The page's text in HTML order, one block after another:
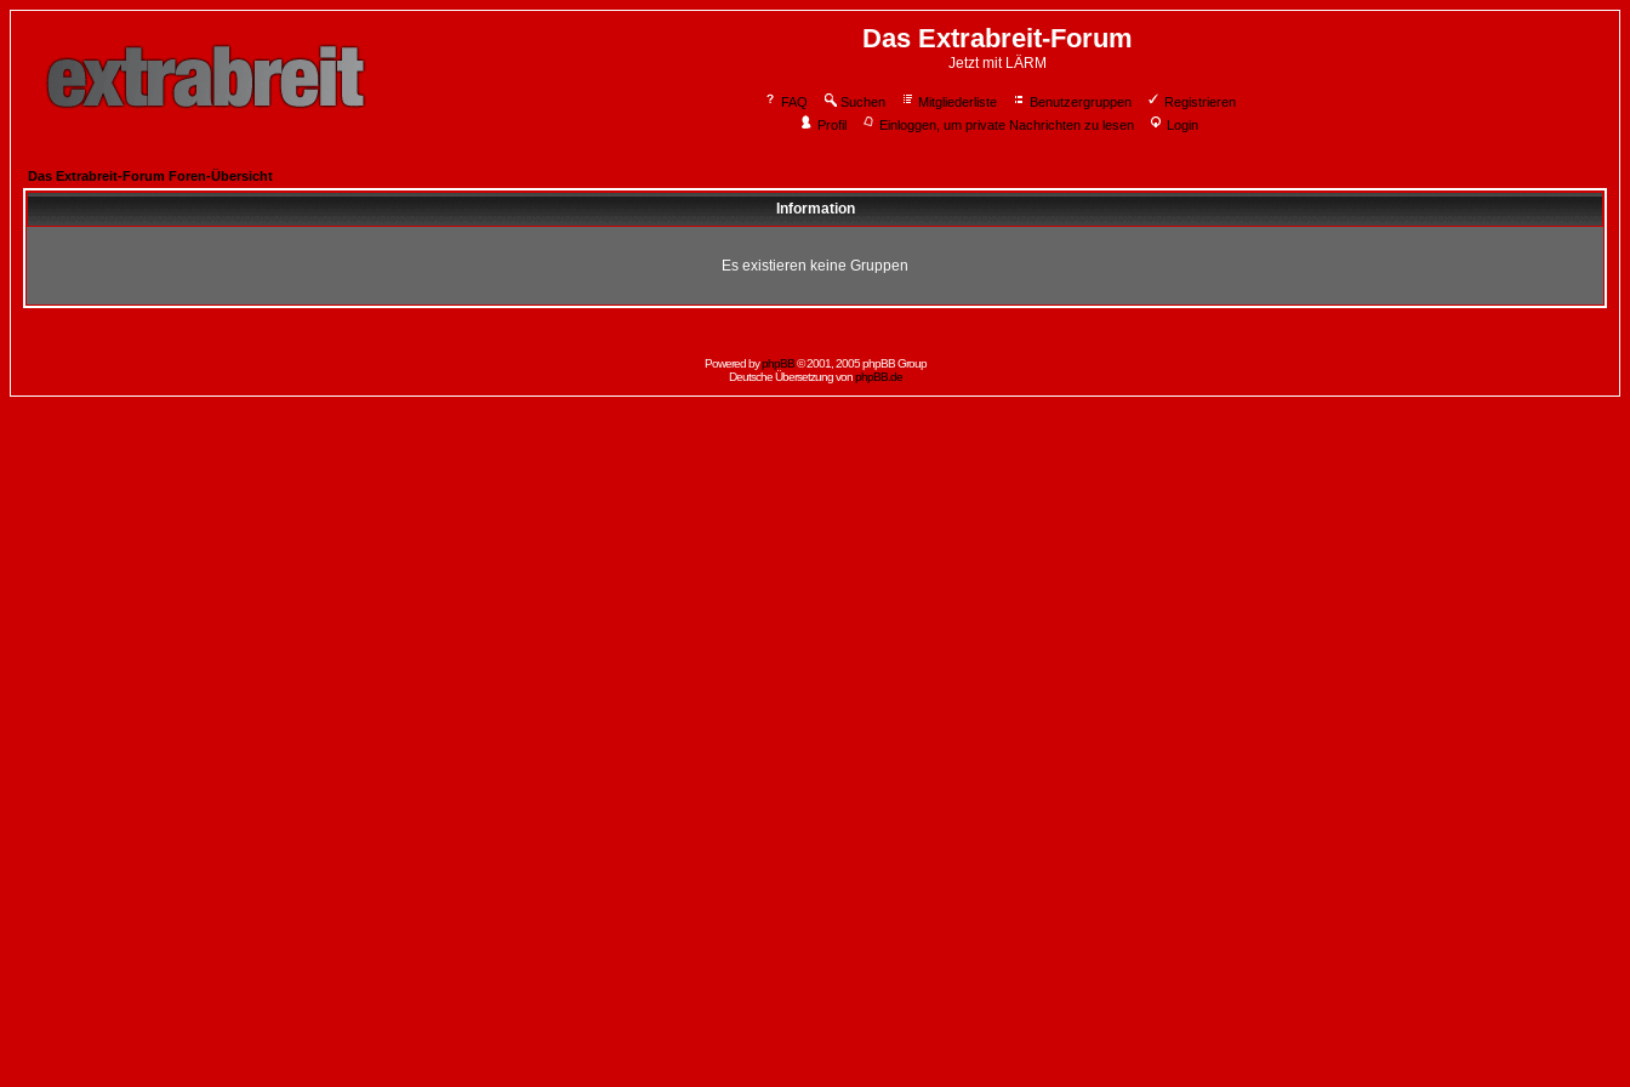
Das Extrabreit-Forum
Jetzt mit LÄRM
FAQ Suchen Mitgliederliste Benutzergruppen
Registrieren
Profil
Einloggen, um private Nachrichten zu lesen Login
Das Extrabreit-Forum Foren-Übersicht
Information
Es existieren keine Gruppen
Powered byphpBB© 2001, 2005 phpBB Group
Deutsche Übersetzung vonphpBB.de